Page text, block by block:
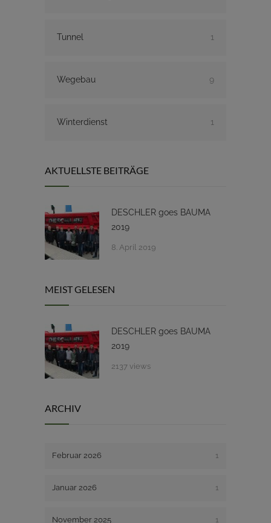
Tunnel 1
Wegebau 9
Winterdienst 1
AKTUELLSTE BEITRÄGE
DESCHLER goes BAUMA
2019
8. April 2019
MEIST GELESEN
DESCHLER goes BAUMA
2019
2137 views
ARCHIV
Februar 2026 1
Januar 2026 1
November 2025 1